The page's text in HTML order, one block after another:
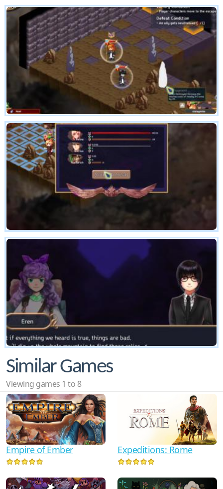
Similar Games
Viewing games 1 to 8
Empire of Ember Expeditions: Rome